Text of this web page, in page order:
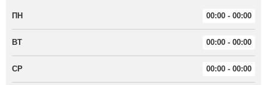
ПН 00:00 - 00:00
ВТ 00:00 - 00:00
СР 00:00 - 00:00